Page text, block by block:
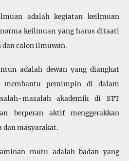
adalah kegiatan keilmuan
norma keilmuan yang harus ditaati
calon ilmuwan.
adalah dewan yang diangkat
membantu pemimpin di dalam
masalah akademik di STT
berperan aktif menggerakkan
dan masyarakat.
mutu adalah badan yang